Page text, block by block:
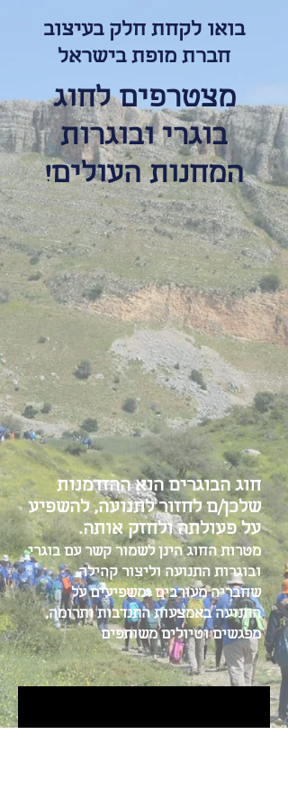
בואו לקחת חלק בעיצוב
חברת מופת בישראל
מצטרפים לחוג
בוגרי ובוגרות
המחנות העולים!
חוג הבוגרים הוא ההזדמנות
שלכן/ם לחזור לתנועה, להשפיע
על פעולתה ולחזק אותה.
מטרות החוג הינןלשמור קשר עם בוגרי
ובוגרות התנועה וליצור קהילה
שחבריה מעורבים ומשפיעים על
התנועה באמצעות התנדבות ותרומה,
מפגשים וטיולים משותפים